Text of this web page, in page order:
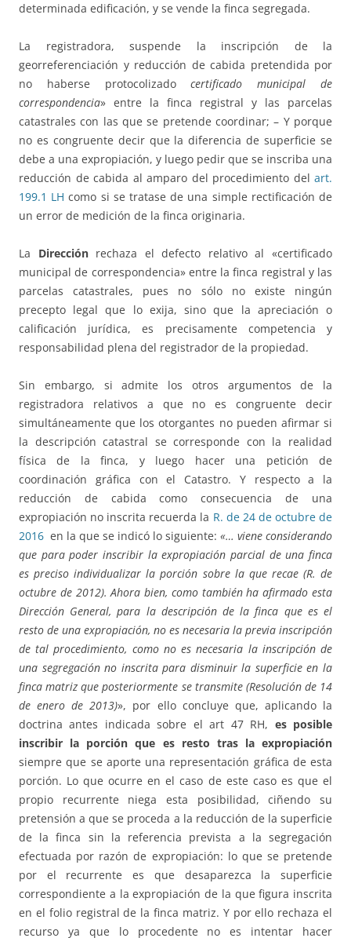
determinada edificación, y se vende la finca segregada.
La registradora, suspende la inscripción de la
georreferenciación y reducción de cabida pretendida por
no haberse protocolizadocertificado municipal de
correspondencia» entre la finca registral y las parcelas
catastrales con las que se pretende coordinar; – Y porque
no es congruente decir que la diferencia de superficie se
debe a una expropiación, y luego pedir que se inscriba una
reducción de cabida al amparo del procedimiento del art.
199.1 LH como si se tratase de una simple rectificación de
un error de medición de la finca originaria.
La Direcciónrechaza el defecto relativo al «certificado
municipal de correspondencia» entre la finca registral y las
parcelas catastrales, pues no sólo no existe ningún
precepto legal que lo exija, sino que la apreciación o
calificación jurídica, es precisamente competencia y
responsabilidad plena del registrador de la propiedad.
Sin embargo, si admite los otros argumentos de la
registradora relativos a que no es congruente decir
simultáneamente que los otorgantes no pueden afirmar si
la descripción catastral se corresponde con la realidad
física de la finca, y luego hacer una petición de
coordinación gráfica con el Catastro. Y respecto a la
reducción de cabida como consecuencia de una
expropiación no inscrita recuerda la R. de 24 de octubre de
2016 en la que se indicó lo siguiente: «… viene considerando
que para poder inscribir la expropiación parcial de una finca
es preciso individualizar la porción sobre la que recae (R. de
octubre de 2012). Ahora bien, como también ha afirmado esta
Dirección General, para la descripción de la finca que es el
resto de una expropiación, no es necesaria la previa inscripción
de tal procedimiento, como no es necesaria la inscripción de
una segregación no inscrita para disminuir la superficie en la
finca matriz que posteriormente se transmite (Resolución de 14
de enero de 2013)», por ello concluye que, aplicando la
doctrina antes indicada sobre el art 47 RH, es posible
inscribir la porción que es resto tras la expropiación
siempre que se aporte una representación gráfica de esta
porción. Lo que ocurre en el caso de este caso es que el
propio recurrente niega esta posibilidad, ciñendo su
pretensión a que se proceda a la reducción de la superficie
de la finca sin la referencia prevista a la segregación
efectuada por razón de expropiación: lo que se pretende
por el recurrente es que desaparezca la superficie
correspondiente a la expropiación de la que figura inscrita
en el folio registral de la finca matriz. Y por ello rechaza el
recurso ya que lo procedente no es intentar hacer